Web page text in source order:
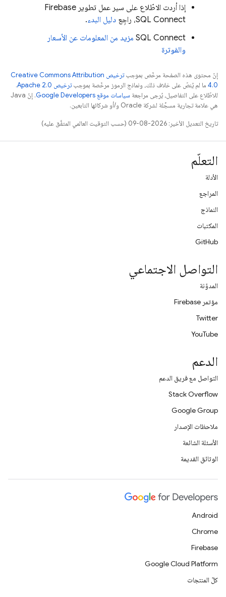
إذا أردت الاطّلاع على سير عمل تطوير Firebase
SQL Connect، راجِع دليل البدء.
SQL Connect مزيد من المعلومات عن الأسعار
والفوترة
إنّ محتوى هذه الصفحة مرخّص بموجب
ترخيص Creative Commons Attribution
4.0‏ ما لم يُنصّ على خلاف ذلك، ونماذج الرموز مرخّصة بموجبترخيص Apache 2.0‏
.
للاطّلاع على التفاصيل، يُرجى مراجعة سياسات موقع Google Developers‏
. إنّ Java
هي علامة تجارية مسجَّلة لشركة Oracle و/أو شركائها التابعين.
تاريخ التعديل الأخير: 2026-08-09 (حسب التوقيت العالمي المتفَّق عليه)
التعلّم
الأدلة
المراجع
النماذج
المكتبات
GitHub
التواصل الاجتماعي
المدوّنة
مؤتمر Firebase
Twitter
YouTube
الدعم
التواصل مع فريق الدعم
Stack Overflow
Google Group
ملاحظات الإصدار
الأسئلة الشائعة
الوثائق القديمة
Android
Chrome
Firebase
Google Cloud Platform
كلّ المنتجات